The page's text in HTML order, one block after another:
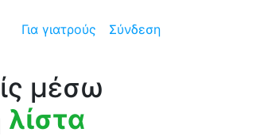
Για γιατρούς Σύνδεση
μέσω
λίστα